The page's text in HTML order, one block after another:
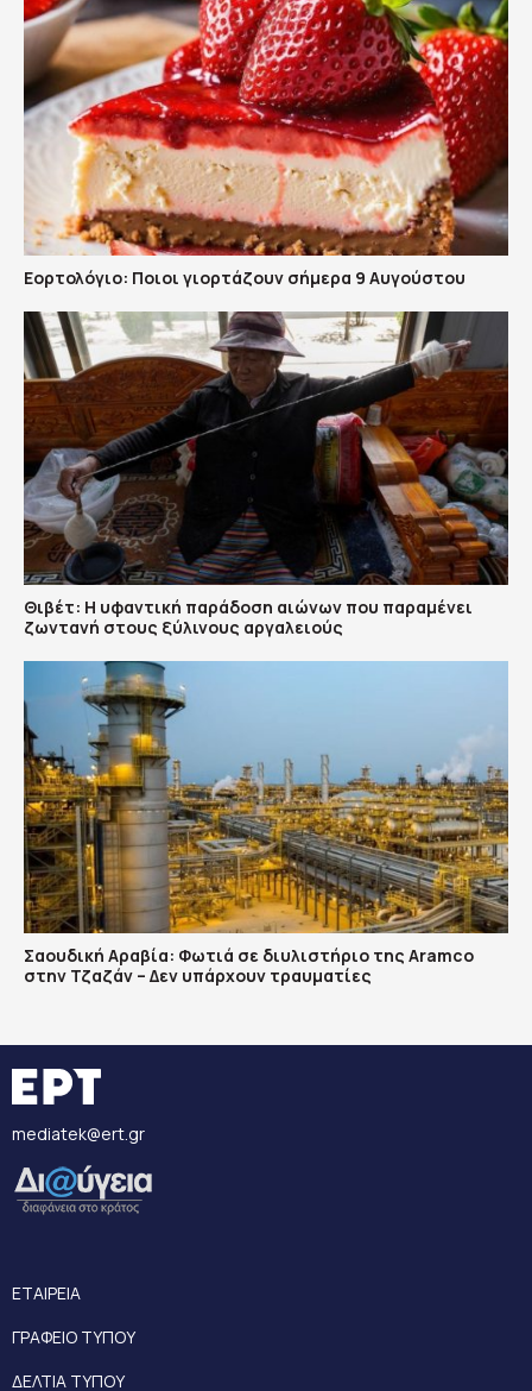
Εορτολόγιο: Ποιοι γιορτάζουν σήμερα 9 Αυγούστου
Θιβέτ: Η υφαντική παράδοση αιώνων που παραμένει
ζωντανή στους ξύλινους αργαλειούς
Σαουδική Αραβία: Φωτιά σε διυλιστήριο της Aramco
στην Τζαζάν – Δεν υπάρχουν τραυματίες
mediatek@ert.gr
ΕΤΑΙΡΕΙΑ
ΓΡΑΦΕΙΟ ΤΥΠΟΥ
ΔΕΛΤΙΑ ΤΥΠΟΥ